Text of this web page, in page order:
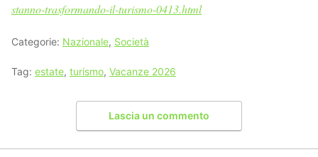
stanno-trasformando-il-turismo-0413.html
Categorie: Nazionale, Società
Tag: estate, turismo, Vacanze 2026
Lascia un commento